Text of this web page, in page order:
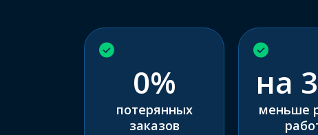
0%
потерянных
заказов
на
меньше